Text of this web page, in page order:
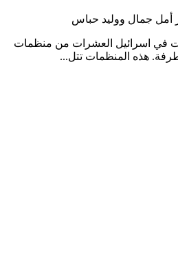
أمل جمال ووليد حباس
في اسرائيل العشرات من منظمات
هذه المنظمات تتل...